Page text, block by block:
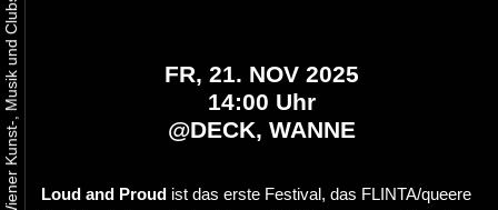
FR, 21. NOV 2025
14:00 Uhr
@DECK, WANNE
Loud and Proud ist das erste Festival, das FLINTA/queere